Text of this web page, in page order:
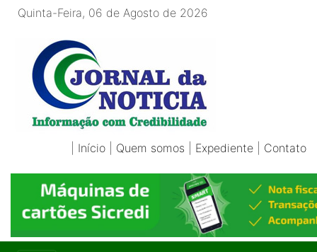
Quinta-Feira, 06 de Agosto de 2026
Início Quem somos Expediente Contato